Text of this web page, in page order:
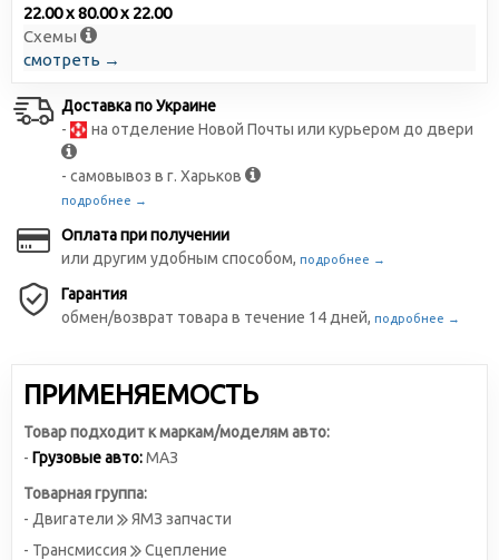
22.00 x 80.00 x 22.00
Схемы
смотреть →
Доставка по Украине
-
на отделение Новой Почты или курьером до двери
- самовывоз в г. Харьков
подробнее →
Оплата при получении
или другим удобным способом, подробнее →
Гарантия
обмен/возврат товара в течение 14 дней, подробнее →
ПРИМЕНЯЕМОСТЬ
Товар подходит к маркам/моделям авто:
- Грузовые авто:МАЗ
Товарная группа:
- Двигатели
ЯМЗ запчасти
- Трансмиссия
Сцепление